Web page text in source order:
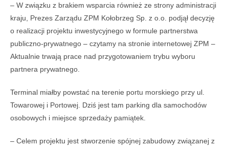
– W związku z brakiem wsparcia również ze strony administracji
kraju, Prezes Zarządu ZPM Kołobrzeg Sp. z o.o. podjął decyzję
o realizacji projektu inwestycyjnego w formule partnerstwa
publiczno-prywatnego – czytamy na stronie internetowej ZPM –
Aktualnie trwają prace nad przygotowaniem trybu wyboru
partnera prywatnego.
Terminal miałby powstać na terenie portu morskiego przy ul.
Towarowej i Portowej. Dziś jest tam parking dla samochodów
osobowych i miejsce sprzedaży pamiątek.
– Celem projektu jest stworzenie spójnej zabudowy związanej z